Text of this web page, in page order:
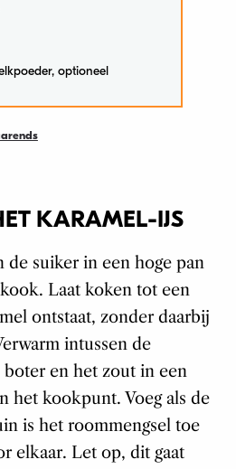
optioneel
KARAMEL-IJS
de suiker in een hoge pan
Laat koken tot een
ontstaat, zonder daarbij
intussen de
boter en het zout in een
het kookpunt. Voeg als de
is het roommengsel toe
elkaar. Let op, dit gaat